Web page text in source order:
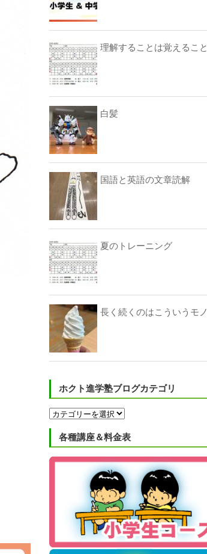
理解することは覚えること
白髪
国語と英語の文章読解
夏のトレーニング
長く続くのはこういうモノ
ホクト進学塾ブログカテゴリ
ホ
ク
ト
学
塾
各種講座＆料金表